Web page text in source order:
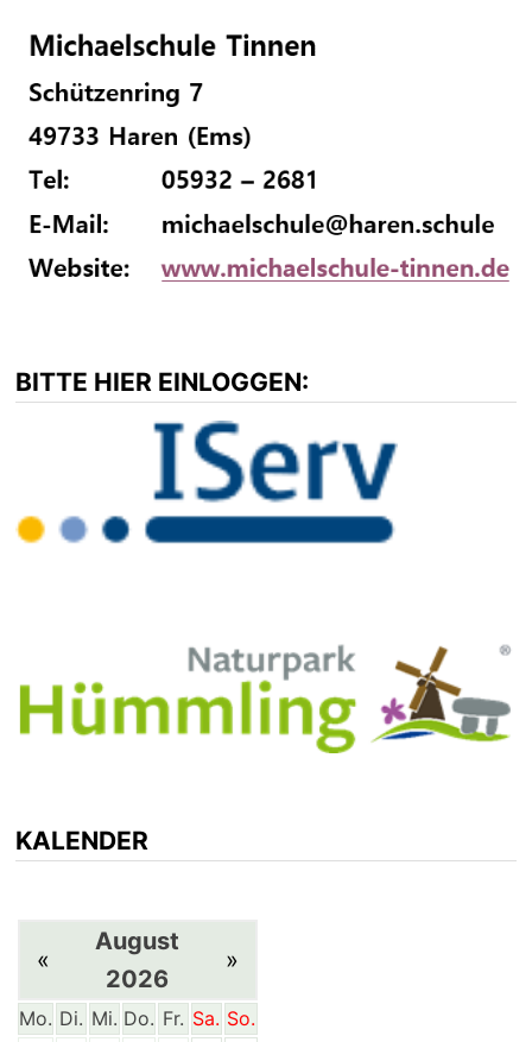
BITTE HIER EINLOGGEN:
KALENDER
«
August
2026
»
Mo. Di. Mi. Do. Fr. Sa. So.